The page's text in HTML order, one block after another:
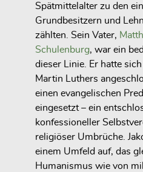
Spätmittelalter zu den
Grundbesitzern und
zählten. Sein Vater,
Schulenburg, war ein
dieser Linie. Er hatte
Martin Luthers
einen evangelischen
eingesetzt – ein
konfessioneller
religiöser Umbrüche.
einem Umfeld auf, das
Humanismus wie von